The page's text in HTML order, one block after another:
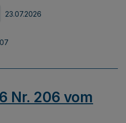
23.07.2026
Nr. 206 vom